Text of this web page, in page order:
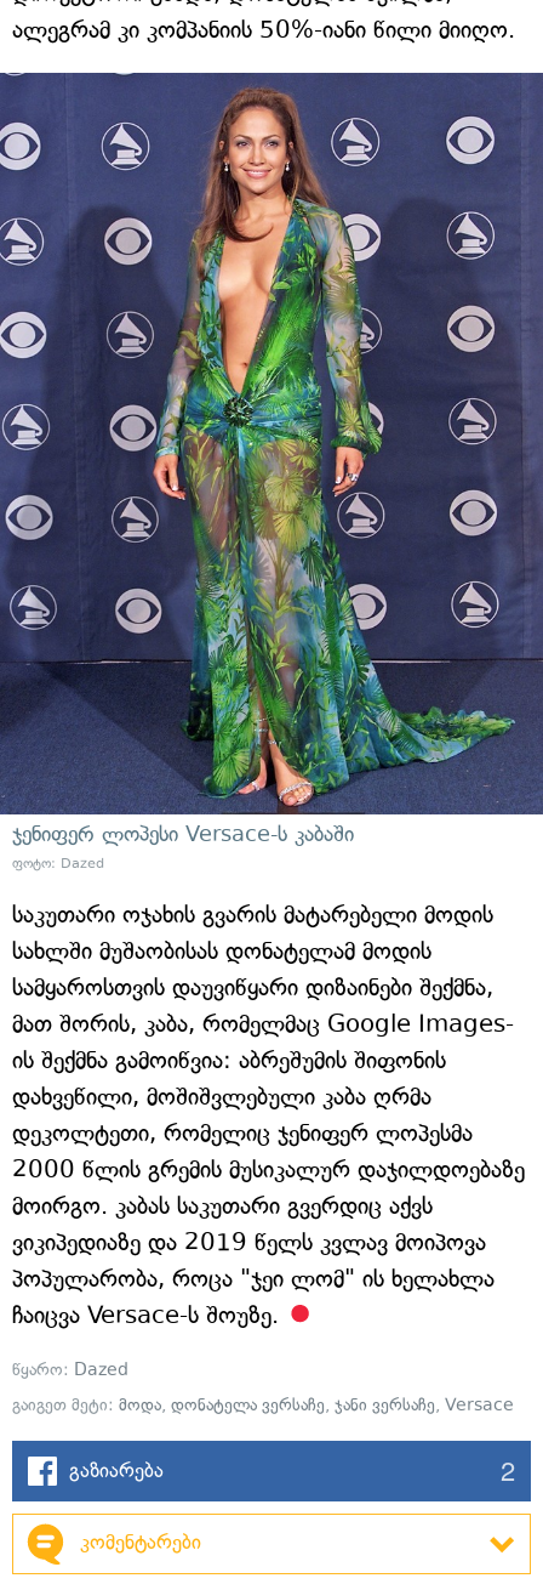
ალეგრამ კი კომპანიის 50%-იანი წილი მიიღო.
ჯენიფერ ლოპესი Versace-ს კაბაში
ფოტო: Dazed
საკუთარი ოჯახის გვარის მატარებელი მოდის
სახლში მუშაობისას დონატელამ მოდის
სამყაროსთვის დაუვიწყარი დიზაინები შექმნა,
მათ შორის, კაბა, რომელმაც Google Images-
ის შექმნა გამოიწვია: აბრეშუმის შიფონის
დახვეწილი, მოშიშვლებული კაბა ღრმა
დეკოლტეთი, რომელიც ჯენიფერ ლოპესმა
2000 წლის გრემის მუსიკალურ დაჯილდოებაზე
მოირგო. კაბას საკუთარი გვერდიც აქვს
ვიკიპედიაზე და 2019 წელს კვლავ მოიპოვა
პოპულარობა, როცა "ჯეი ლომ" ის ხელახლა
ჩაიცვა Versace-ს შოუზე.
წყარო: Dazed
გაიგეთ მეტი: მოდა, დონატელა ვერსაჩე, ჯანი ვერსაჩე, Versace
გაზიარება 2
კომენტარები